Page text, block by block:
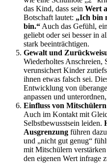
das Kind, dass sein Wert
Botschaft lautet: „Ich bin
bin.“ Auch das Gefühl,
geliebt oder sei besser in
stark beeinträchtigen.
Gewalt und
Wiederholtes Anschreien,
verunsichert Kinder
ihnen etwas falsch sei.
Entwicklung von
anpassen und
Einfluss von
Auch im Kontakt mit
Selbstbewusstsein leiden.
Ausgrenzung führen
und „nicht gut genug“
mit Mitschülern
den eigenen Wert infrage